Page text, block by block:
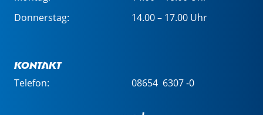
Donnerstag:
14.00 – 17.00 Uhr
Kontakt
Telefon: 08654 6307 -0